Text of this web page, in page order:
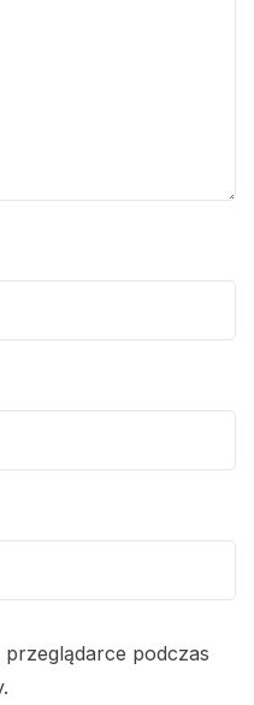
przeglądarce podczas